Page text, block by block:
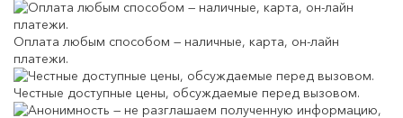
Оплата любым способом — наличные, карта, он-лайн
платежи.
Честные доступные цены, обсуждаемые перед вызовом.